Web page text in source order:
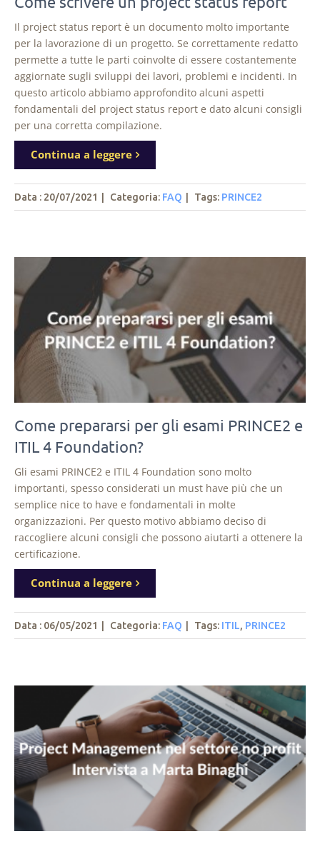
Il project status report è un documento molto importante
per la lavorazione di un progetto. Se correttamente redatto
permette a tutte le parti coinvolte di essere costantemente
aggiornate sugli sviluppi dei lavori, problemi e incidenti. In
questo articolo abbiamo approfondito alcuni aspetti
fondamentali del project status report e dato alcuni consigli
per una corretta compilazione.
Continua a leggere
Data : 20/07/2021 Categoria: FAQ Tags: PRINCE2
Come prepararsi per gli esami PRINCE2 e
ITIL 4 Foundation?
Gli esami PRINCE2 e ITIL 4 Foundation sono molto
importanti, spesso considerati un must have più che un
semplice nice to have e fondamentali in molte
organizzazioni. Per questo motivo abbiamo deciso di
raccogliere alcuni consigli che possono aiutarti a ottenere la
certificazione.
Continua a leggere
Data : 06/05/2021 Categoria: FAQ Tags: ITIL, PRINCE2